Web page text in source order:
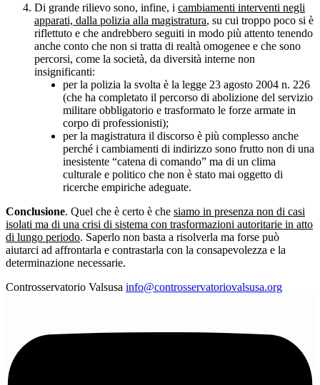
Di grande rilievo sono, infine, i cambiamenti interventi negli
apparati, dalla polizia alla magistratura, su cui troppo poco si è
riflettuto e che andrebbero seguiti in modo più attento tenendo
anche conto che non si tratta di realtà omogenee e che sono
percorsi, come la società, da diversità interne non
insignificanti:
per la polizia la svolta è la legge 23 agosto 2004 n. 226
(che ha completato il percorso di abolizione del servizio
militare obbligatorio e trasformato le forze armate in
corpo di professionisti);
per la magistratura il discorso è più complesso anche
perché i cambiamenti di indirizzo sono frutto non di una
inesistente “catena di comando” ma di un clima
culturale e politico che non è stato mai oggetto di
ricerche empiriche adeguate.
Conclusione. Quel che è certo è che siamo in presenza non di casi
isolati ma di una crisi di sistema con trasformazioni autoritarie in atto
di lungo periodo. Saperlo non basta a risolverla ma forse può
aiutarci ad affrontarla e contrastarla con la consapevolezza e la
determinazione necessarie.
Controsservatorio Valsusa info@controsservatoriovalsusa.org